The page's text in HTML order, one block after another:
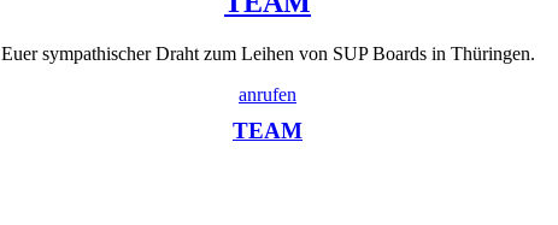
Euer sympathischer Draht zum Leihen von SUP Boards in Thüringen.
anrufen
TEAM